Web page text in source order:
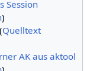
Session
)
Quelltext
AK aus aktool